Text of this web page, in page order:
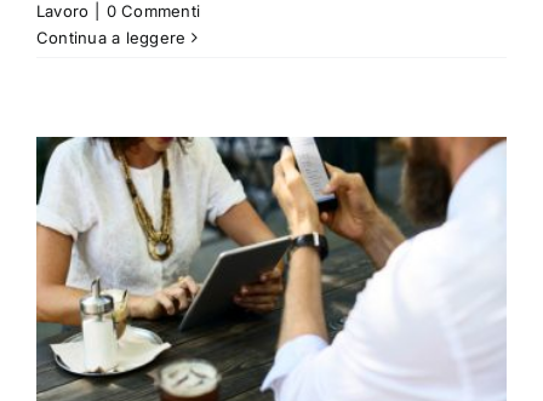
Lavoro
0 Commenti
Continua a leggere